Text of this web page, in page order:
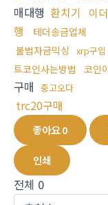
매대행 환치기 이
행
테더송금업체
불법자금믹싱 xrp구입
트코인사는방법
코인
구매 중고오다
trc20구매
좋아요0
인쇄
전체 0